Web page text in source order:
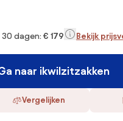
dagen: € 179 Bekijk
naar ikwilzitzakken
Vergelijken